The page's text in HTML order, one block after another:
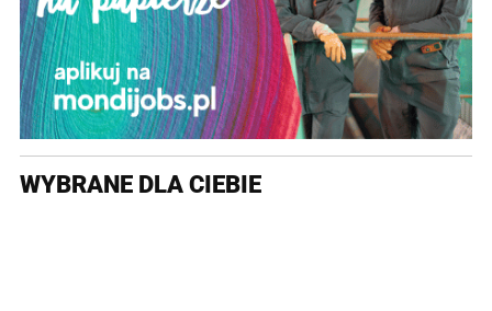
WYBRANE DLA CIEBIE